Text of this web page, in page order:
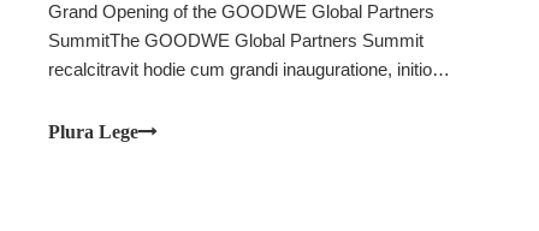
Grand Opening of the GOODWE Global Partners
SummitThe GOODWE Global Partners Summit
recalcitravit hodie cum grandi inauguratione, initio
in Suzhou intelligens Energy in GOODWE Suzhou
Plura Lege